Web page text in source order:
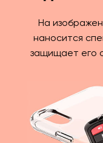
На
наносится
защищает его